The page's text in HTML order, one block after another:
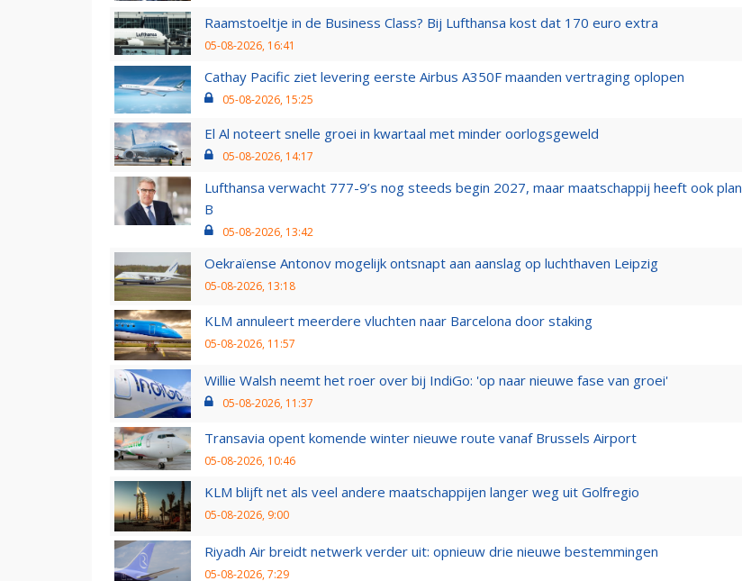
Raamstoeltje in de Business Class? Bij Lufthansa kost dat 170 euro extra
05-08-2026, 16:41
Cathay Pacific ziet levering eerste Airbus A350F maanden vertraging oplopen
05-08-2026, 15:25
El Al noteert snelle groei in kwartaal met minder oorlogsgeweld
05-08-2026, 14:17
Lufthansa verwacht 777-9’s nog steeds begin 2027, maar maatschappij heeft ook plan
B
05-08-2026, 13:42
Oekraïense Antonov mogelijk ontsnapt aan aanslag op luchthaven Leipzig
05-08-2026, 13:18
KLM annuleert meerdere vluchten naar Barcelona door staking
05-08-2026, 11:57
Willie Walsh neemt het roer over bij IndiGo: 'op naar nieuwe fase van groei'
05-08-2026, 11:37
Transavia opent komende winter nieuwe route vanaf Brussels Airport
05-08-2026, 10:46
KLM blijft net als veel andere maatschappijen langer weg uit Golfregio
05-08-2026, 9:00
Riyadh Air breidt netwerk verder uit: opnieuw drie nieuwe bestemmingen
05-08-2026, 7:29